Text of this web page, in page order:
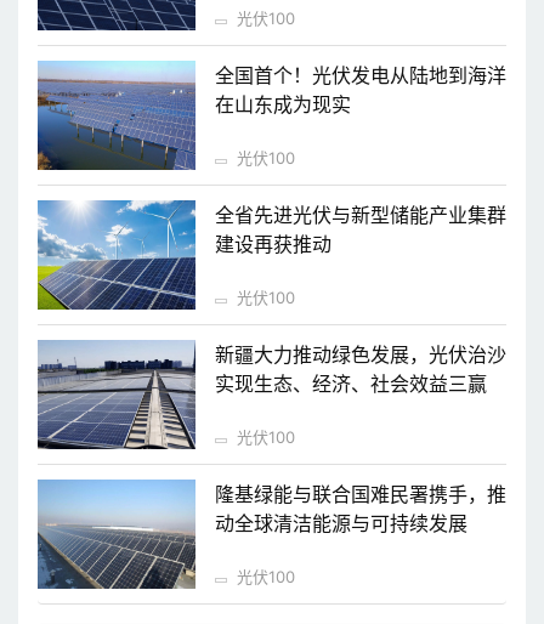
光伏100
全国首个！光伏发电从陆地到海洋
在山东成为现实
光伏100
全省先进光伏与新型储能产业集群
建设再获推动
光伏100
新疆大力推动绿色发展，光伏治沙
实现生态、经济、社会效益三赢
光伏100
隆基绿能与联合国难民署携手，推
动全球清洁能源与可持续发展
光伏100